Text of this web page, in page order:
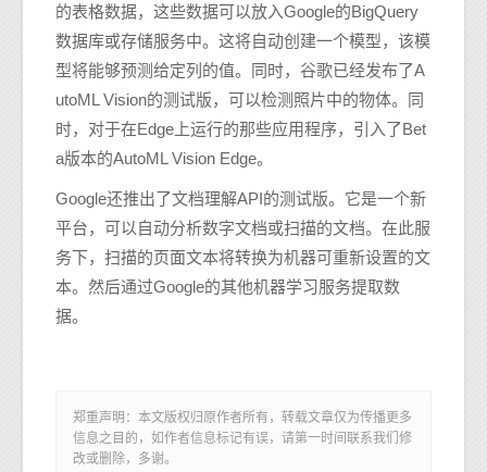
的表格数据，这些数据可以放入Google的BigQuery
数据库或存储服务中。这将自动创建一个模型，该模
型将能够预测给定列的值。同时，谷歌已经发布了A
utoML Vision的测试版，可以检测照片中的物体。同
时，对于在Edge上运行的那些应用程序，引入了Bet
a版本的AutoML Vision Edge。
Google还推出了文档理解API的测试版。它是一个新
平台，可以自动分析数字文档或扫描的文档。在此服
务下，扫描的页面文本将转换为机器可重新设置的文
本。然后通过Google的其他机器学习服务提取数
据。
郑重声明：本文版权归原作者所有，转载文章仅为传播更多
信息之目的，如作者信息标记有误，请第一时间联系我们修
改或删除，多谢。